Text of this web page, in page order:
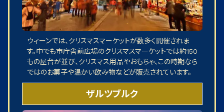
ウィーンでは、クリスマスマーケットが数多く開催されま
す。中でも市庁舎前広場のクリスマスマーケットでは約150
もの屋台が並び、クリスマス用品やおもちゃ、この時期なら
ではのお菓子や温かい飲み物などが販売されています。
ザルツブルク